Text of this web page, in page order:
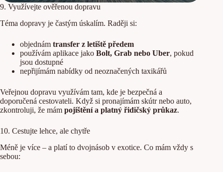
9. Využívejte ověřenou dopravu
Téma dopravy je častým úskalím. Raději si:
objednám transfer z letiště předem
používám aplikace jako Bolt, Grab nebo Uber, pokud
jsou dostupné
nepřijímám nabídky od neoznačených taxikářů
Veřejnou dopravu využívám tam, kde je bezpečná a
doporučená cestovateli. Když si pronajímám skútr nebo auto,
zkontroluji, že mám pojištění a platný řidičský průkaz.
10. Cestujte lehce, ale chytře
Méně je více – a platí to dvojnásob v exotice. Co mám vždy s
sebou: